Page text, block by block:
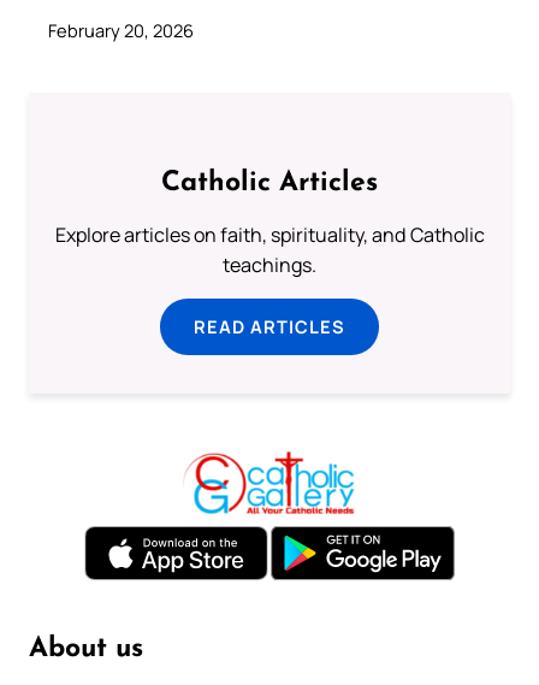
February 20, 2026
Catholic Articles
Explore articles on faith, spirituality, and Catholic
teachings.
READ ARTICLES
About us